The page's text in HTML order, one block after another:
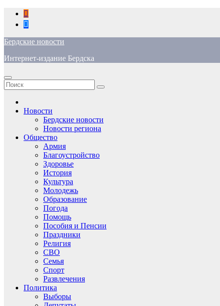
Перейти
содержимому
Бердские новости
Интернет-издание Бердска
Новости
Бердские новости
Новости региона
Общество
Армия
Благоустройство
Здоровье
История
Культура
Молодежь
Образование
Погода
Помощь
Пособия и Пенсии
Праздники
Религия
СВО
Семья
Спорт
Развлечения
Политика
Выборы